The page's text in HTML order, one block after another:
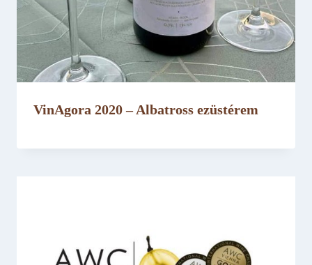
VinAgora 2020 – Albatross ezüstérem